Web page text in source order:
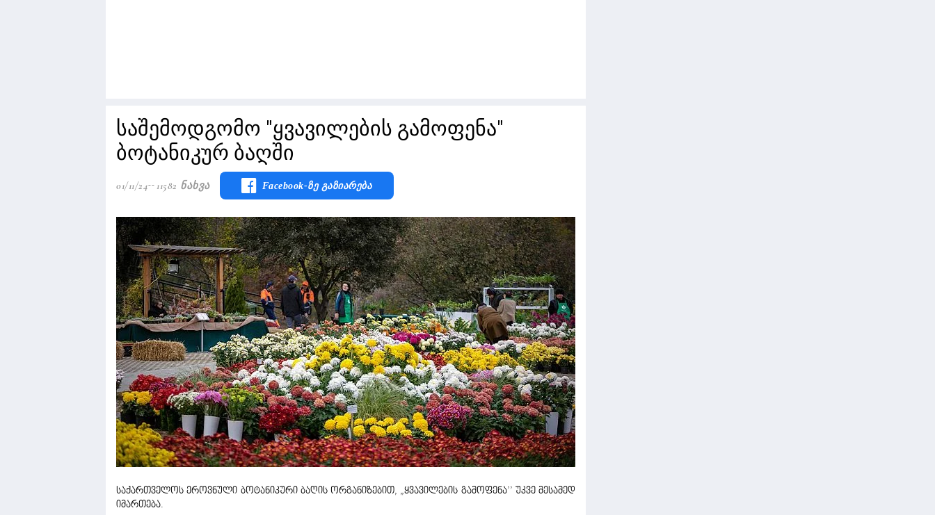
საშემოდგომო "ყვავილების გამოფენა"
ბოტანიკურ ბაღში
01/11/24 11582 Ნახვა Facebook-Ზე Გაზიარება
საქართველოს ეროვნული ბოტანიკური ბაღის ორგანიზებით, „ყვავილების გამოფენა’’ უკვე მესამედ
იმართება.